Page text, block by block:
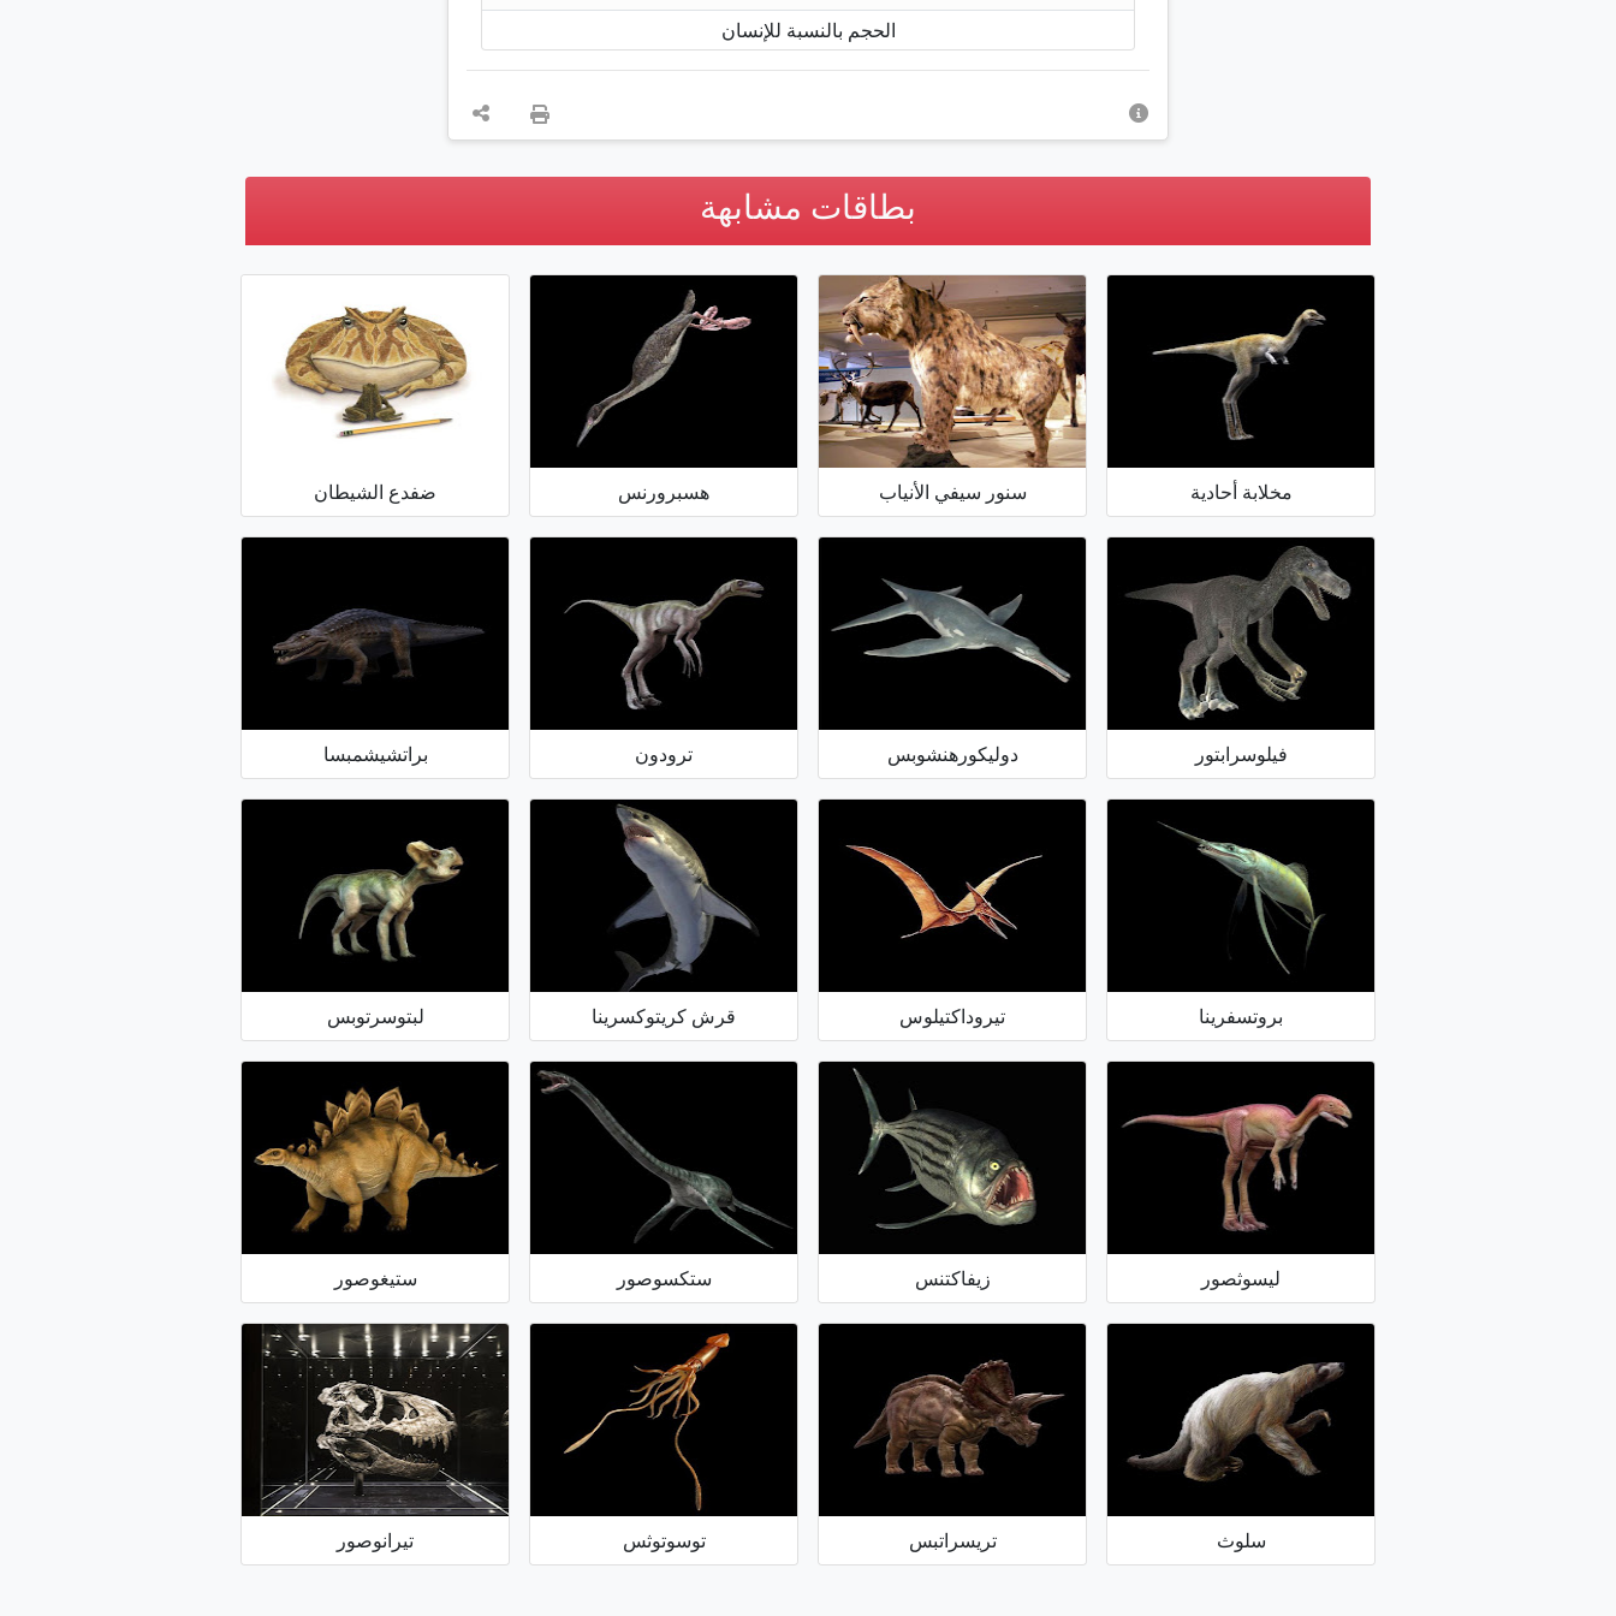
الحجم بالنسبة للإنسان
بطاقات مشابهة
مخلابة أحادية سنور سيفي الأنياب هسبرورنس ضفدع الشيطان
فيلوسرابتور دوليكورهنشوبس ترودون براتشيشمبسا
بروتسفرينا تيروداكتيلوس قرش كريتوكسرينا لبتوسرتوبس
ليسوثصور زيفاكتنس ستكسوصور ستيغوصور
سلوث تريسراتبس توسوتوثس تيرانوصور